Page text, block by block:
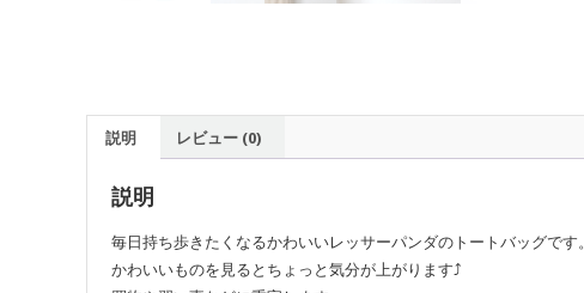
説明 レビュー (0)
説明
毎日持ち歩きたくなるかわいいレッサーパンダのトートバッグです。
かわいいものを見るとちょっと気分が上がります⤴